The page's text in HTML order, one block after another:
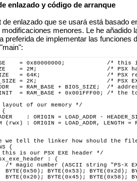
enlazado y código de arranque
de enlazado que se usará está basado
modificaciones menores. Le he añadido
preferida de implementar las funciones
= 0x80000000;            /* this
= 2M;                    /* PSX
= 64K;                   /* PSX
= 2K;                    /* PSX
= RAM_BASE + BIOS_SIZE;  /*
= RAM_BASE + 0x001FFF00; /*
of our memory */
{
: ORIGIN = LOAD_ADDR -
(rwx) : ORIGIN = LOAD_ADDR, LENGTH =
we tell the linker how should the
{
this is our PSX EXE header */
: {
/* magic number (ASCII string "PS-X
BYTE(0x50); BYTE(0x53); BYTE(0x2d);
BYTE(0x20); BYTE(0x45); BYTE(0x58);